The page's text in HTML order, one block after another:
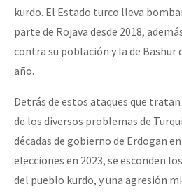
Libros para descargar
Medios Libres
COVID-19
Eventos
Contacto
kurdo. El Estado turco lleva
parte de Rojava desde 2018,
contra su población y la de Bashur
año.
Detrás de estos ataques que
de los diversos problemas de
décadas de gobierno de Erdogan
elecciones en 2023, se esconden
del pueblo kurdo, y una agresión